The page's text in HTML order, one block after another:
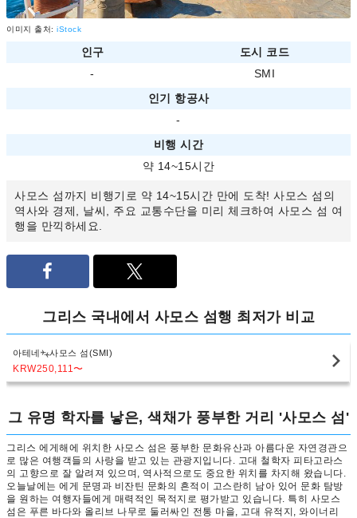
이미지 출처: iStock
인구
도시 코드
-
SMI
인기 항공사
-
비행 시간
약 14~15시간
사모스 섬까지 비행기로 약 14~15시간 만에 도착! 사모스 섬의
역사와 경제, 날씨, 주요 교통수단을 미리 체크하여 사모스 섬 여
행을 만끽하세요.
그리스 국내에서 사모스 섬행 최저가 비교
아테네 사모스 섬(SMI)
KRW250,111〜
그 유명 학자를 낳은, 색채가 풍부한 거리 '사모스 섬'
그리스 에게해에 위치한 사모스 섬은 풍부한 문화유산과 아름다운 자연경관으
로 많은 여행객들의 사랑을 받고 있는 관광지입니다. 고대 철학자 피타고라스
의 고향으로 잘 알려져 있으며, 역사적으로도 중요한 위치를 차지해 왔습니다.
오늘날에는 에게 문명과 비잔틴 문화의 흔적이 고스란히 남아 있어 문화 탐방
을 원하는 여행자들에게 매력적인 목적지로 평가받고 있습니다. 특히 사모스
섬은 푸른 바다와 올리브 나무로 둘러싸인 전통 마을, 고대 유적지, 와이너리